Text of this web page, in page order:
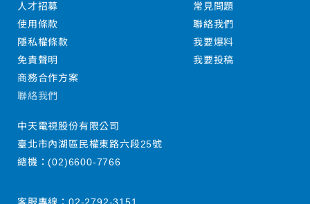
人才招募
使用條款
隱私權條款
免責聲明
商務合作方案
常見問題
聯絡我們
我要爆料
我要投稿
聯絡我們
中天電視股份有限公司
臺北市內湖區民權東路六段25號
總機：(02)6600-7766
客服專線： 02-2792-3151